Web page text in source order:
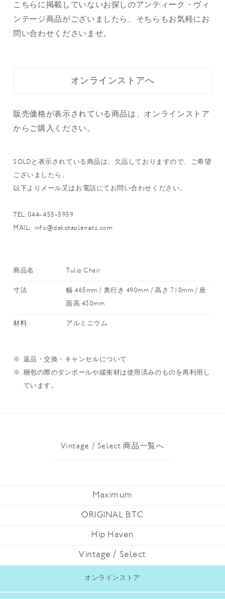
こちらに掲載していないお探しのアンティーク・ヴィ
ンテージ商品がございましたら、そちらもお気軽にお
問い合わせくださいませ。
オンラインストアへ
販売価格が表示されている商品は、オンラインストア
からご購入ください。
SOLDと表示されている商品は、欠品しておりますので、ご希望
ございましたら、
以下よりメール又はお電話にてお問い合わせください。
TEL: 044-455-5959
MAIL: info@dakotaplanets.com
商品名 Tulip Chair
寸法
幅 465mm / 奥行き 490mm / 高さ 710mm / 座
面高 430mm
材料 アルミニウム
返品・交換・キャンセルについて
梱包の際のダンボールや緩衝材は使用済みのものを再利用し
ています。
Vintage / Select 商品一覧へ
Maximum
ORIGINAL BTC
Hip Haven
Vintage / Select
オンラインストア